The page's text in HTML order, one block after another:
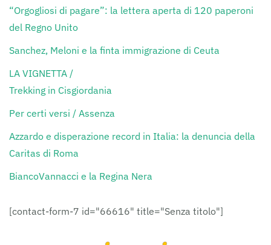
“Orgogliosi di pagare”: la lettera aperta di 120 paperoni
del Regno Unito
Sanchez, Meloni e la finta immigrazione di Ceuta
LA VIGNETTA /
Trekking in Cisgiordania
Per certi versi / Assenza
Azzardo e disperazione record in Italia: la denuncia della
Caritas di Roma
BiancoVannacci e la Regina Nera
[contact-form-7 id="66616" title="Senza titolo"]